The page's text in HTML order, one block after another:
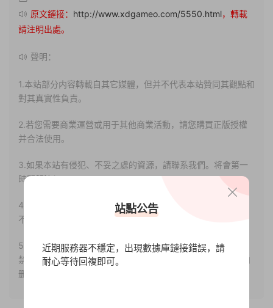
原文鏈接： http://www.xdgameo.com/5550.html，轉載
請注明出處。
聲明：
1.本站部分内容轉載自其它媒體，但并不代表本站贊同其觀點和
對其真實性負責。
2.若您需要商業運營或用于其他商業活動，請您購買正版授權
并合法使用。
3.如果本站有侵犯、不妥之處的資源，請聯系我們。将會第一
時間解決！
4.本站部分内容均由互聯網收集整理，僅供大家參考、學習，
不存在任何商業目的與商業用途。
5.本站提供的所有資源僅供參考學習使用，版權歸原著所有，
禁止下載本站資源參與任何商業和非法行爲，請于24小時之内
删除!
站點公告
近期服務器不穩定，出現數據庫鏈接錯誤，請
耐心等待回複即可。